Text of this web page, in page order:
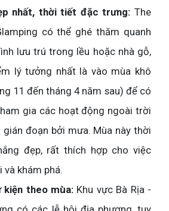
nhất, thời tiết đặc trưng: The
có thể ghé thăm quanh
lưu trú trong lều hoặc nhà gỗ,
lý tưởng nhất là vào mùa khô
11 đến tháng 4 năm sau) để có
gia các hoạt động ngoài trời
gián đoạn bởi mưa. Mùa này thời
đẹp, rất thích hợp cho việc
khám phá.
kiện theo mùa:Khu vực Bà Rịa -